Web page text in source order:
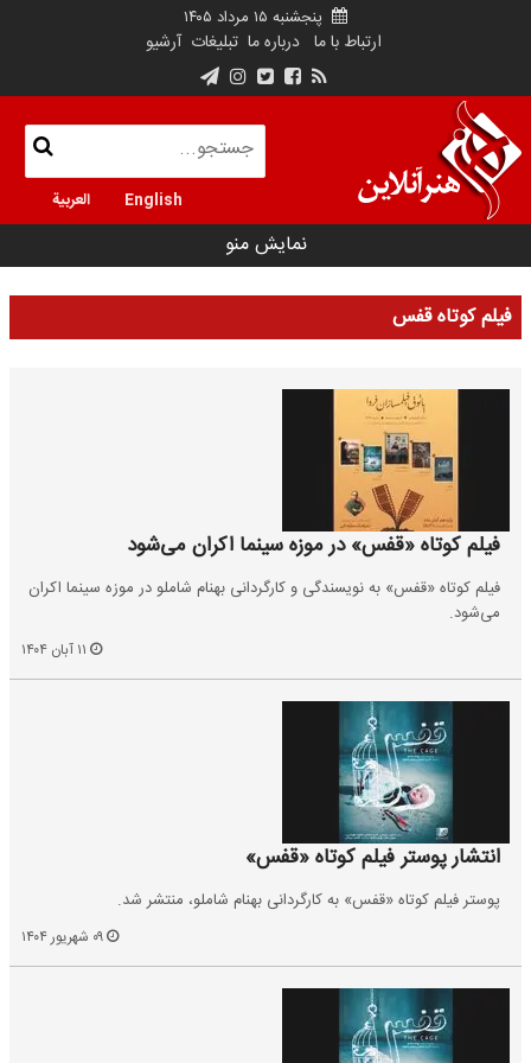
پنجشنبه ۱۵ مرداد ۱۴۰۵
ارتباط با ما درباره ما تبلیغات آرشیو
English العربية
نمایش منو
فیلم کوتاه قفس
فیلم کوتاه «قفس» در موزه سینما اکران می‌شود
فیلم کوتاه «قفس» به نویسندگی و کارگردانی بهنام شاملو در موزه سینما اکران
می‌شود.
انتشار پوستر فیلم کوتاه «قفس»
پوستر فیلم کوتاه «قفس» به کارگردانی بهنام شاملو، منتشر شد.